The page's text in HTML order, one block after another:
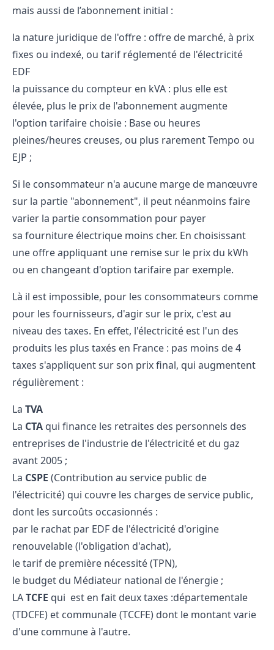
mais aussi de l’abonnement initial :
la nature juridique de l'offre : offre de marché, à prix
fixes ou indexé, ou tarif réglementé de l'électricité
EDF
la puissance du compteur en kVA : plus elle est
élevée, plus le prix de l'abonnement augmente
l'option tarifaire choisie : Base ou heures
pleines/heures creuses, ou plus rarement Tempo ou
EJP ;
Si le consommateur n'a aucune marge de manœuvre
sur la partie "abonnement", il peut néanmoins faire
varier la partie consommation pour payer
sa fourniture électrique moins cher. En choisissant
une offre appliquant une remise sur le prix du kWh
ou en changeant d'option tarifaire par exemple.
Là il est impossible, pour les consommateurs comme
pour les fournisseurs, d'agir sur le prix, c'est au
niveau des taxes. En effet, l'électricité est l'un des
produits les plus taxés en France : pas moins de 4
taxes s'appliquent sur son prix final, qui augmentent
régulièrement :
La TVA
La CTA qui finance les retraites des personnels des
entreprises de l'industrie de l'électricité et du gaz
avant 2005 ;
La CSPE (Contribution au service public de
l'électricité) qui couvre les charges de service public,
dont les surcoûts occasionnés :
par le rachat par EDF de l'électricité d'origine
renouvelable (l'obligation d'achat),
le tarif de première nécessité (TPN),
le budget du Médiateur national de l'énergie ;
LATCFE qui est en fait deux taxes :départementale
(TDCFE) et communale (TCCFE) dont le montant varie
d'une commune à l'autre.